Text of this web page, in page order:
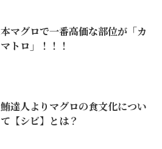
本マグロで一番高価な部位が「カ
マトロ」！！！
鮪達人よりマグロの食文化につい
て【シビ】とは？